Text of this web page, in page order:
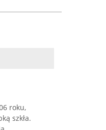
roku,
szkła.